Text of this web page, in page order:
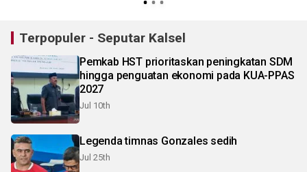
Terpopuler - Seputar Kalsel
Pemkab HST prioritaskan peningkatan SDM
hingga penguatan ekonomi pada KUA-PPAS
2027
Jul 10th
Legenda timnas Gonzales sedih
Jul 25th